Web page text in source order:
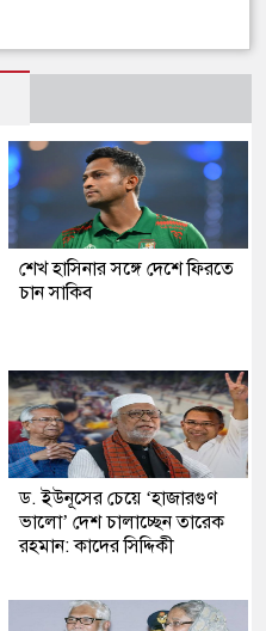
শেখ হাসিনার সঙ্গে দেশে ফিরতে
চান সাকিব
ড. ইউনূসের চেয়ে ‘হাজারগুণ
ভালো’ দেশ চালাচ্ছেন তারেক
রহমান: কাদের সিদ্দিকী